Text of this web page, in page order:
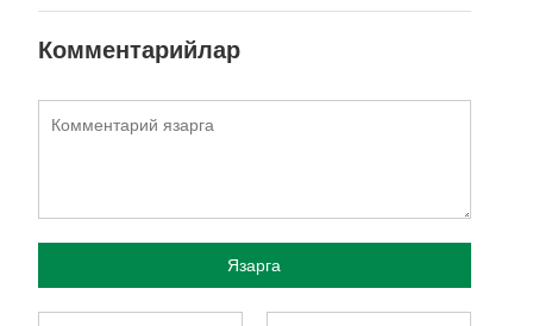
Комментарийлар
Язарга